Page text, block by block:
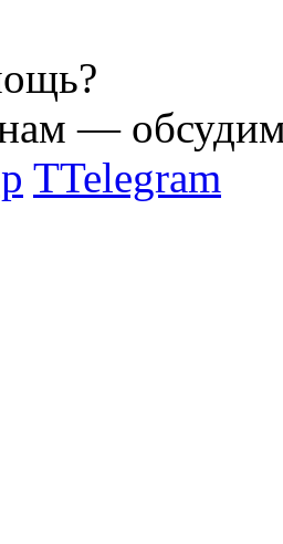
—
TTelegram